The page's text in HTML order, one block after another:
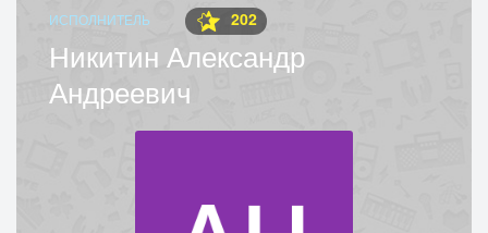
ИСПОЛНИТЕЛЬ 202
Никитин Александр
Андреевич